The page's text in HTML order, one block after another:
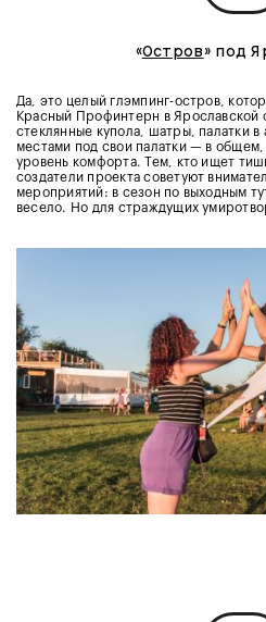
«Остров» под
Да, это целый глэмпинг-остров,
Красный Профинтерн в Ярославской
стеклянные купола, шатры, палатки в
местами под свои палатки — в
уровень комфорта. Тем, кто ищет
создатели проекта советуют
мероприятий: в сезон по выходным
весело. Но для страждущих